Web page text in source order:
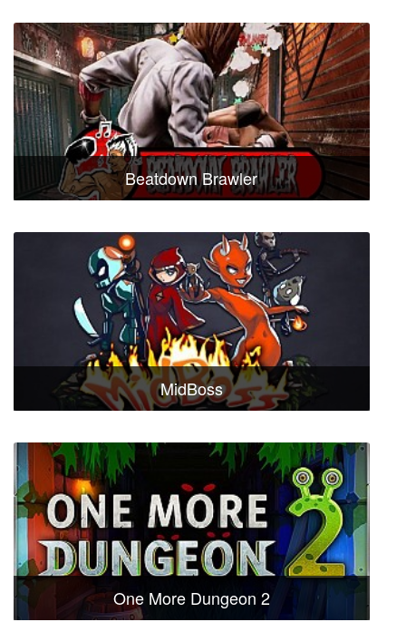
Beatdown Brawler
MidBoss
One More Dungeon 2